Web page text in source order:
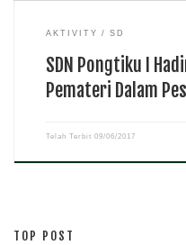
AKTIVITY SD
SDN Pongtiku I
Pemateri Dalam
Telah Terbit 09/06/2017
TOP POST